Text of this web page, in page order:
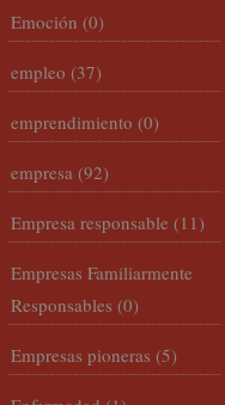
Emoción (0)
empleo (37)
emprendimiento (0)
empresa (92)
Empresa responsable (11)
Empresas Familiarmente
Responsables (0)
Empresas pioneras (5)